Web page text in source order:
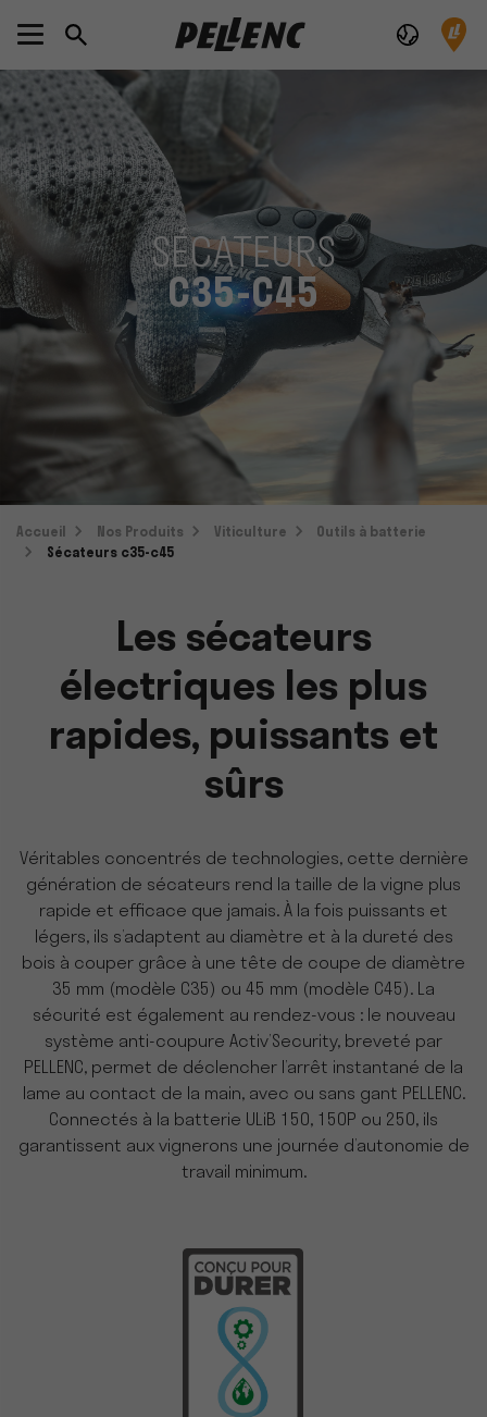
SÉCATEURS
C35-C45
Accueil Nos Produits Viticulture
Outils à batterie
Sécateurs c35-c45
Les sécateurs
électriques les plus
rapides, puissants et
sûrs
Véritables concentrés de technologies, cette dernière
génération de sécateurs rend la taille de la vigne plus
rapide et efficace que jamais. À la fois puissants et
légers, ils s’adaptent au diamètre et à la dureté des
bois à couper grâce à une tête de coupe de diamètre
35 mm (modèle C35) ou 45 mm (modèle C45). La
sécurité est également au rendez-vous : le nouveau
système anti-coupure Activ’Security, breveté par
PELLENC, permet de déclencher l’arrêt instantané de la
lame au contact de la main, avec ou sans gant PELLENC.
Connectés à la batterie ULiB 150, 150P ou 250, ils
garantissent aux vignerons une journée d’autonomie de
travail minimum.